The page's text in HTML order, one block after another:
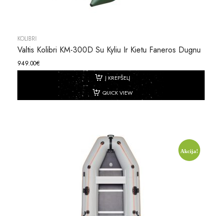
KOLIBRI
Valtis Kolibri KM-300D Su Kyliu Ir Kietu Faneros Dugnu
949.00€
Į KREPŠELĮ
QUICK VIEW
Akcija!